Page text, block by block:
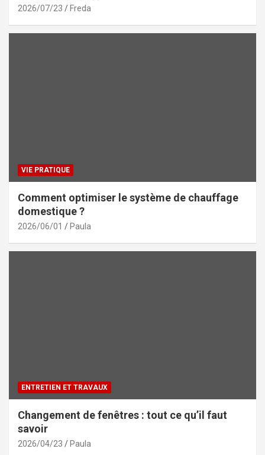
2026/07/23 Freda
VIE PRATIQUE
Comment optimiser le système de chauffage
domestique ?
2026/06/01 Paula
ENTRETIEN ET TRAVAUX
Changement de fenêtres : tout ce qu’il faut
savoir
2026/04/23 Paula